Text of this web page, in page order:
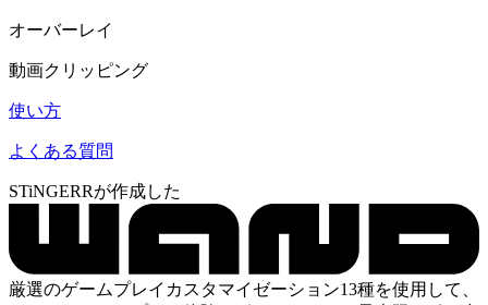
オーバーレイ
動画クリッピング
使い方
よくある質問
STiNGERRが作成した
厳選のゲームプレイカスタマイゼーション13種を使用して、